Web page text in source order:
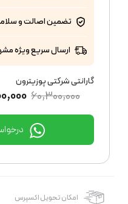
تضمین اصالت و
ارسال سریع ویژه
گارانتی شرکتی پوزیترون
60,300,000
امکان تحویل اکسپرس